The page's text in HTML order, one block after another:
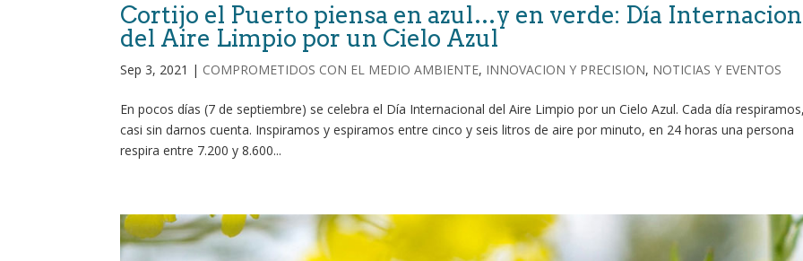
Cortijo el Puerto piensa en azul…y en verde: Día
del Aire Limpio por un Cielo Azul
Sep 3, 2021 | COMPROMETIDOS CON EL MEDIO AMBIENTE, INNOVACION Y PRECISION, NOTICIAS Y EVENTOS
En pocos días (7 de septiembre) se celebra el Día Internacional del Aire Limpio por un Cielo Azul. Cada día
casi sin darnos cuenta. Inspiramos y espiramos entre cinco y seis litros de aire por minuto, en 24 horas una persona
respira entre 7.200 y 8.600...